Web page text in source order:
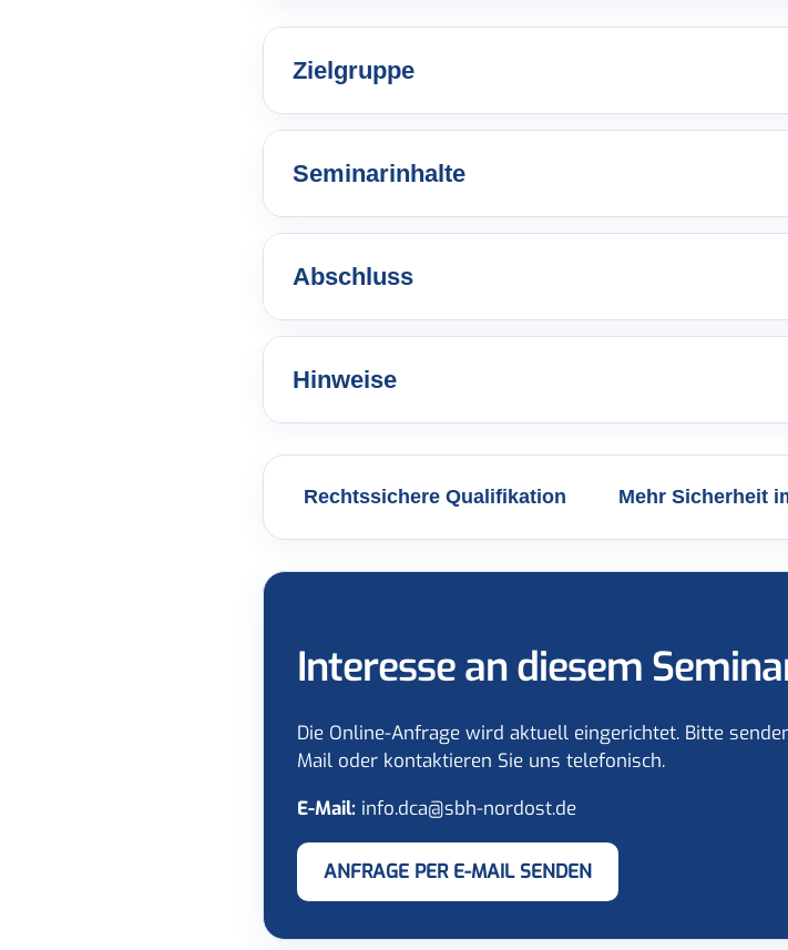
Zielgruppe
Seminarinhalte
Abschluss
Hinweise
Rechtssichere Qualifikation Mehr Sicherheit
Interesse an diesem
Die Online-Anfrage wird aktuell eingerichtet. Bitte
Mail oder kontaktieren Sie uns telefonisch.
E-Mail: info.dca@sbh-nordost.de
ANFRAGE PER E-MAIL SENDEN